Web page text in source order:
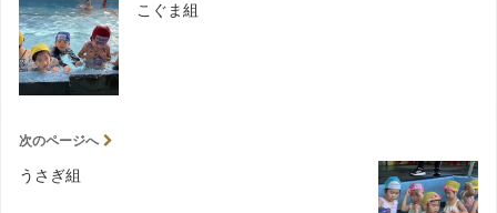
こぐま組
次のページへ
うさぎ組